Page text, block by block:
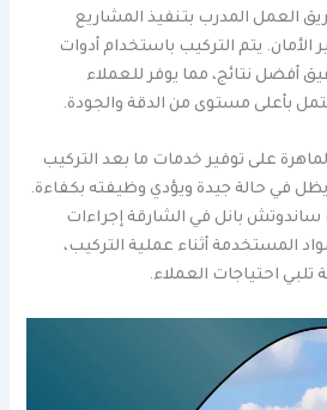
العمل المدرب بتنفيذ المشاريع
الأمان. يتم التركيب باستخدام أدوات
أفضل نتائج، مما يوفر للعملاء
بأعلى مستوى من الدقة والجودة.
على توفير خدمات ما بعد التركيب
في حالة جيدة ويؤدي وظيفته بكفاءة.
بانل في الشارقة إجراءات
المستخدمة أثناء عملية التركيب،
تلبي احتياجات العملاء.